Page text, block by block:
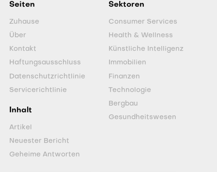
Seiten
Zuhause
Über
Kontakt
Haftungsausschluss
Datenschutzrichtlinie
Servicerichtlinie
Inhalt
Artikel
Neuester Bericht
Geheime Antworten
Sektoren
Consumer Services
Health & Wellness
Künstliche Intelligenz
Immobilien
Finanzen
Technologie
Bergbau
Gesundheitswesen